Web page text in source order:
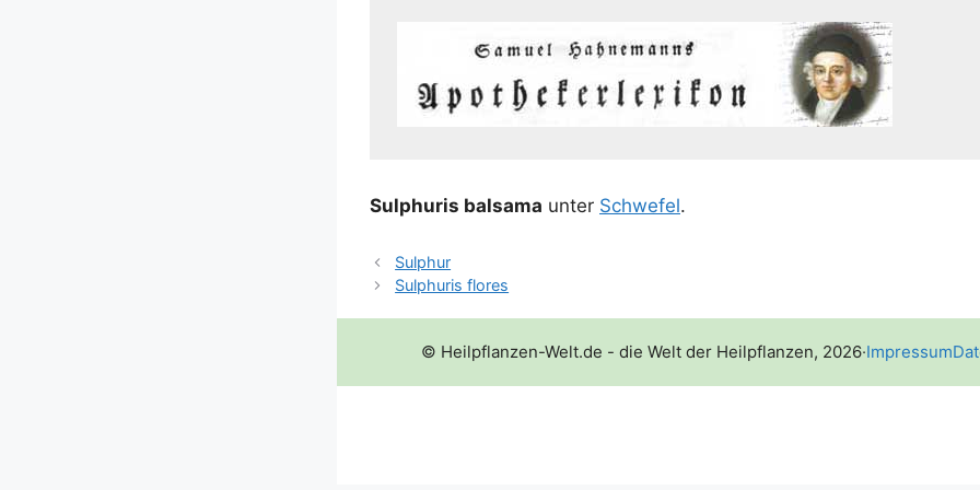
Sulp­hu­ris bal­sa­ma unter Schwe­fel.
Sulphur
Sulphuris flores
© Heilpflanzen-Welt.de - die Welt der Heilpflanzen, 2026·Impressum